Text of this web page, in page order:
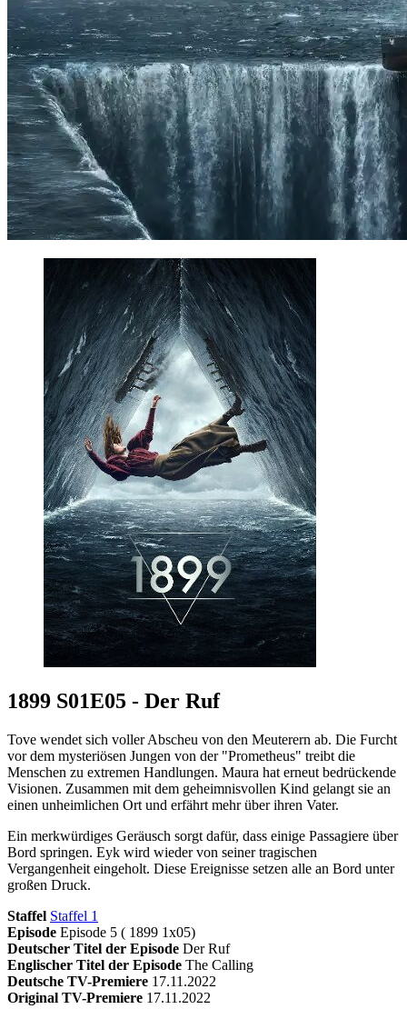
1899 S01E05 - Der Ruf
Tove wendet sich voller Abscheu von den Meuterern ab. Die Furcht
vor dem mysteriösen Jungen von der "Prometheus" treibt die
Menschen zu extremen Handlungen. Maura hat erneut bedrückende
Visionen. Zusammen mit dem geheimnisvollen Kind gelangt sie an
einen unheimlichen Ort und erfährt mehr über ihren Vater.
Ein merkwürdiges Geräusch sorgt dafür, dass einige Passagiere über
Bord springen. Eyk wird wieder von seiner tragischen
Vergangenheit eingeholt. Diese Ereignisse setzen alle an Bord unter
großen Druck.
Staffel Staffel 1
Episode Episode 5 ( 1899 1x05)
Deutscher Titel der Episode Der Ruf
Englischer Titel der Episode The Calling
Deutsche TV-Premiere 17.11.2022
Original TV-Premiere 17.11.2022